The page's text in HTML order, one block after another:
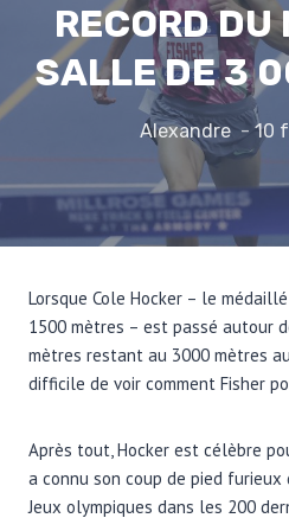
RECORD DU
SALLE DE 3
Alexandre 10
Lorsque Cole Hocker – le
1500 mètres – est passé autour
mètres restant au 3000 mètres
difficile de voir comment Fisher
Après tout, Hocker est célèbre
a connu son coup de pied
Jeux olympiques dans les 200